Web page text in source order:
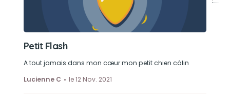
Petit Flash
A tout jamais dans mon cœur mon petit chien câlin
Lucienne C
le 12 Nov. 2021